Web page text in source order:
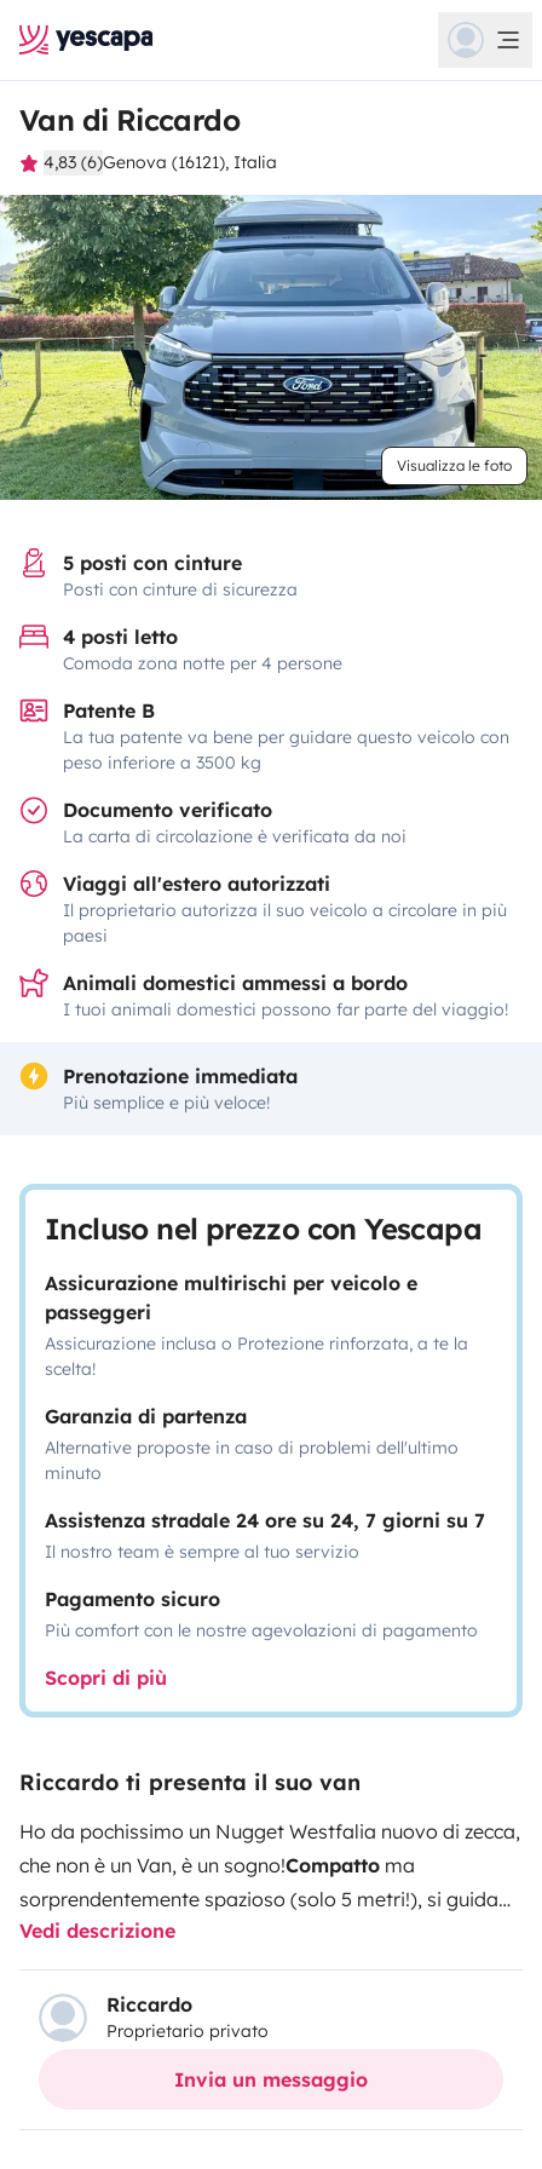
Van di Riccardo
4,83 (6)Genova (16121), Italia
Visualizza le foto
5 posti con cinture
Posti con cinture di sicurezza
4 posti letto
Comoda zona notte per 4 persone
Patente B
La tua patente va bene per guidare questo veicolo con
peso inferiore a 3500 kg
Documento verificato
La carta di circolazione è verificata da noi
Viaggi all'estero autorizzati
Il proprietario autorizza il suo veicolo a circolare in più
paesi
Animali domestici ammessi a bordo
I tuoi animali domestici possono far parte del viaggio!
Prenotazione immediata
Più semplice e più veloce!
Incluso nel prezzo con Yescapa
Assicurazione multirischi per veicolo e
passeggeri
Assicurazione inclusa o Protezione rinforzata, a te la
scelta!
Garanzia di partenza
Alternative proposte in caso di problemi dell'ultimo
minuto
Assistenza stradale 24 ore su 24, 7 giorni su 7
Il nostro team è sempre al tuo servizio
Pagamento sicuro
Più comfort con le nostre agevolazioni di pagamento
Scopri di più
Riccardo ti presenta il suo van
Ho da pochissimo un Nugget Westfalia nuovo di zecca,
che non è un Van, è un sogno!Compatto ma
sorprendentemente spazioso (solo 5 metri!), si guida
con la stessa facilità di un’auto, portandoti ovunque
senza stress.A bordo trovi tutto ciò che serve per la
libertà totale: 5 posti viaggio,
attrezzata, WC e doccia calda/fredda.
e i 180 CV ti garantiscono una guida fluida
camion senza pensieri.Il comfort è sempre al top
Vedi descrizione
Riccardo
Proprietario privato
Invia un messaggio